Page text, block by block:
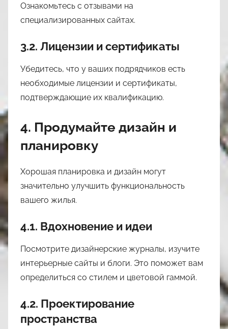
Ознакомьтесь с отзывами на
специализированных сайтах.
3.2. Лицензии и сертификаты
Убедитесь, что у ваших подрядчиков есть
необходимые лицензии и сертификаты,
подтверждающие их квалификацию.
4. Продумайте дизайн и
планировку
Хорошая планировка и дизайн могут
значительно улучшить функциональность
вашего жилья.
4.1. Вдохновение и идеи
Посмотрите дизайнерские журналы, изучите
интерьерные сайты и блоги. Это поможет вам
определиться со стилем и цветовой гаммой.
4.2. Проектирование
пространства